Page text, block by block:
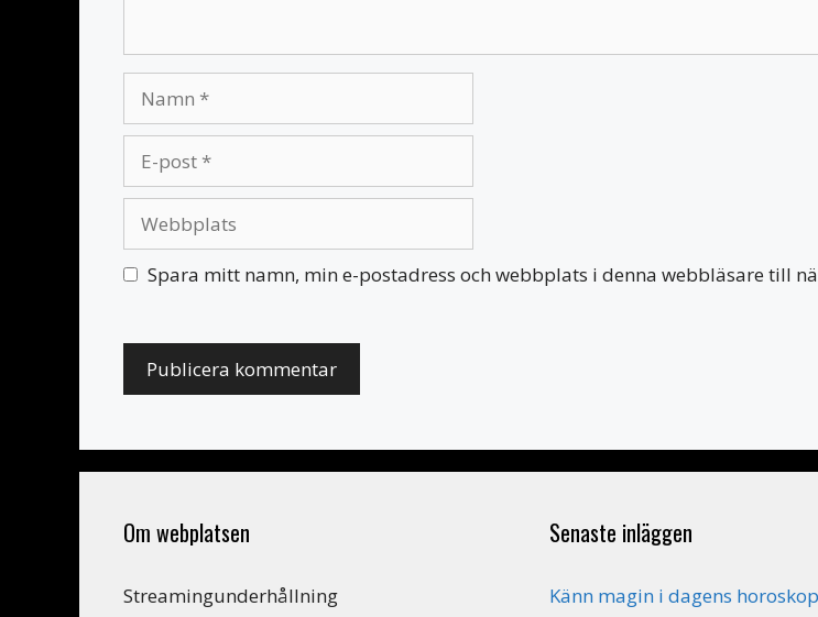
post
Spara mitt namn, min e-postadress och webbplats i denna webbläsare till
Om webplatsen
Streamingunderhållning
Senaste inläggen
Känn magin i dagens